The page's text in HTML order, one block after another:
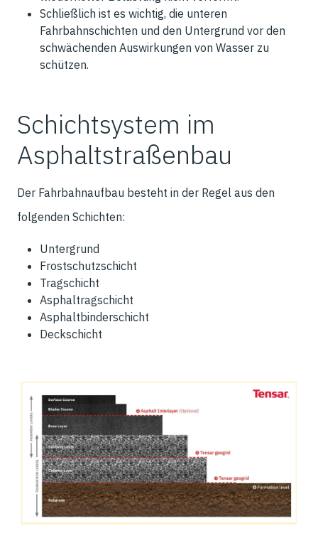
Schließlich ist es wichtig, die unteren
Fahrbahnschichten und den Untergrund vor den
schwächenden Auswirkungen von Wasser zu
schützen.
Schichtsystem im
Asphaltstraßenbau
Der Fahrbahnaufbau besteht in der Regel aus den
folgenden Schichten:
Untergrund
Frostschutzschicht
Tragschicht
Asphaltragschicht
Asphaltbinderschicht
Deckschicht